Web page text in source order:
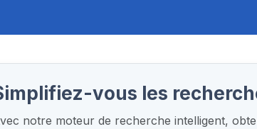
vous les
notre moteur de recherche intelligent,